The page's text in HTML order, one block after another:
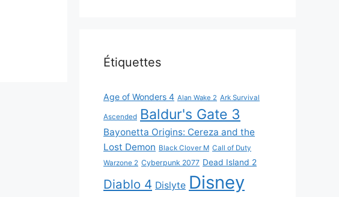
Étiquettes
Age of Wonders 4 Alan Wake 2 Ark Survival
Ascended Baldur's Gate 3
Bayonetta Origins: Cereza and the
Lost Demon Black Clover M Call of Duty
Warzone 2 Cyberpunk 2077 Dead Island 2
Diablo 4 Dislyte Disney